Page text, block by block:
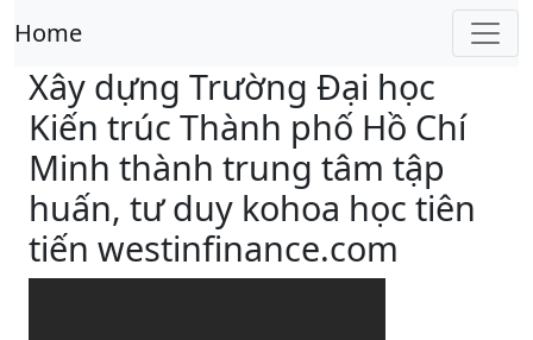
Home
Xây dựng Trường Đại học
Kiến trúc Thành phố Hồ Chí
Minh thành trung tâm tập
huấn, tư duy kohoa học tiên
tiến westinfinance.com